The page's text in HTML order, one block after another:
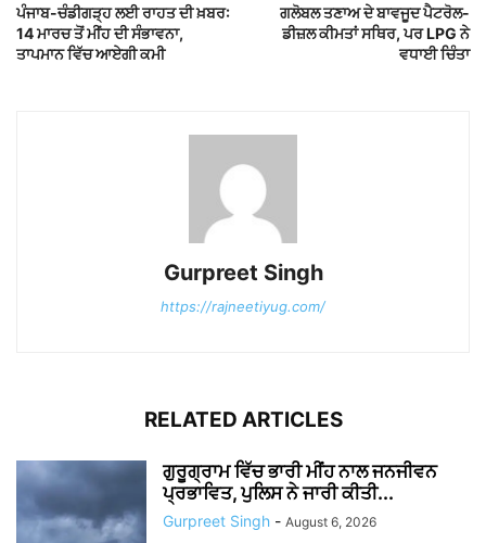
ਪੰਜਾਬ-ਚੰਡੀਗੜ੍ਹ ਲਈ ਰਾਹਤ ਦੀ ਖ਼ਬਰ:
14 ਮਾਰਚ ਤੋਂ ਮੀਂਹ ਦੀ ਸੰਭਾਵਨਾ,
ਤਾਪਮਾਨ ਵਿੱਚ ਆਏਗੀ ਕਮੀ
ਗਲੋਬਲ ਤਣਾਅ ਦੇ ਬਾਵਜੂਦ ਪੈਟਰੋਲ-
ਡੀਜ਼ਲ ਕੀਮਤਾਂ ਸਥਿਰ, ਪਰ LPG ਨੇ
ਵਧਾਈ ਚਿੰਤਾ
Gurpreet Singh
https://rajneetiyug.com/
RELATED ARTICLES
ਗੁਰੂਗ੍ਰਾਮ ਵਿੱਚ ਭਾਰੀ ਮੀਂਹ ਨਾਲ ਜਨਜੀਵਨ
ਪ੍ਰਭਾਵਿਤ, ਪੁਲਿਸ ਨੇ ਜਾਰੀ ਕੀਤੀ...
Gurpreet Singh - August 6, 2026